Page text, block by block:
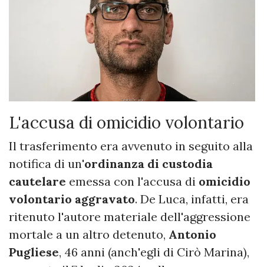
L'accusa di omicidio volontario
Il trasferimento era avvenuto in seguito alla
notifica di un'ordinanza di custodia
cautelare emessa con l'accusa di omicidio
volontario aggravato. De Luca, infatti, era
ritenuto l'autore materiale dell'aggressione
mortale a un altro detenuto, Antonio
Pugliese, 46 anni (anch'egli di Cirò Marina),